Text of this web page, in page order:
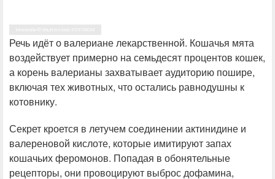
Речь идёт о валериане лекарственной. Кошачья мята
воздействует примерно на семьдесят процентов кошек,
а корень валерианы захватывает аудиторию пошире,
включая тех животных, что остались равнодушны к
котовнику.
Секрет кроется в летучем соединении актинидине и
валереновой кислоте, которые имитируют запах
кошачьих феромонов. Попадая в обонятельные
рецепторы, они провоцируют выброс дофамина,